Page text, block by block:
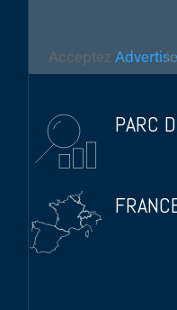
Acceptez
PARC